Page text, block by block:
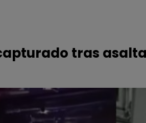
tras